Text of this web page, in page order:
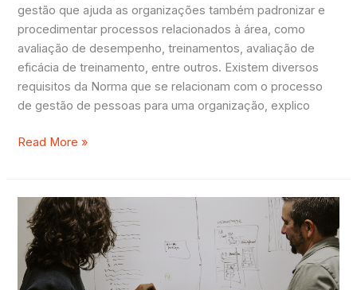
gestão que ajuda as organizações também padronizar e
procedimentar processos relacionados à área, como
avaliação de desempenho, treinamentos, avaliação de
eficácia de treinamento, entre outros. Existem diversos
requisitos da Norma que se relacionam com o processo
de gestão de pessoas para uma organização, explico
Read More »
Como
funciona
transição
para